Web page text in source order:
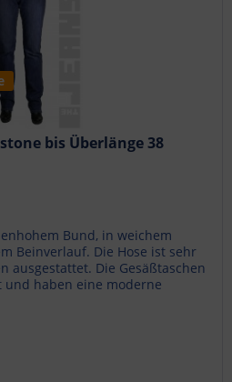
bis Überlänge 38
Bund, in weichem
Beinverlauf. Die Hose ist sehr
ausgestattet. Die Gesäßtaschen
haben eine moderne